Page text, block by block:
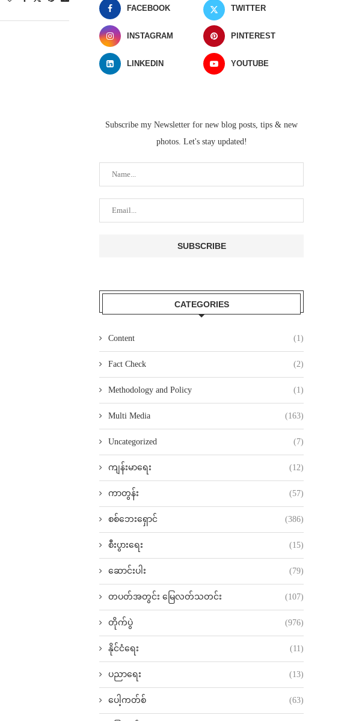
FACEBOOK TWITTER
INSTAGRAM PINTEREST
LINKEDIN YOUTUBE
Subscribe my Newsletter for new blog posts, tips & new
photos. Let's stay updated!
CATEGORIES
Content (1)
Fact Check (2)
Methodology and Policy (1)
Multi Media (163)
Uncategorized (7)
ကျန်းမာရေး (12)
ကာတွန်း (57)
စစ်ဘေးရှောင် (386)
စီးပွားရေး (15)
ဆောင်းပါး (79)
တပတ်အတွင်း မြေလတ်သတင်း (107)
တိုက်ပွဲ (976)
နိုင်ငံရေး (11)
ပညာရေး (13)
ပေါ့ကတ်စ် (63)